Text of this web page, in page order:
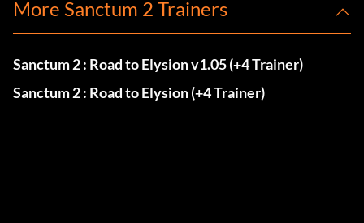
More Sanctum 2 Trainers
Sanctum 2 : Road to Elysion v1.05 (+4 Trainer)
Sanctum 2 : Road to Elysion (+4 Trainer)